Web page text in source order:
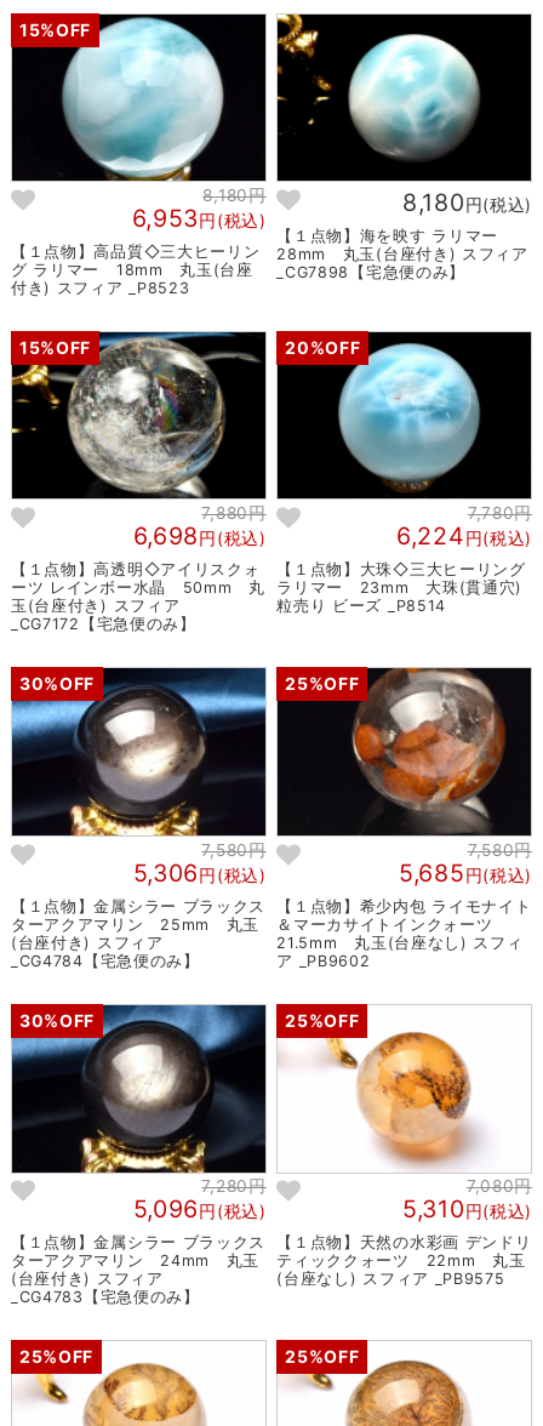
15%OFF
8,180円
6,953円(税込)
【１点物】高品質◇三大ヒーリン
グ ラリマー 18mm 丸玉(台座
付き) スフィア _P8523
8,180円(税込)
【１点物】海を映す ラリマー
28mm 丸玉(台座付き) スフィア
_CG7898【宅急便のみ】
15%OFF
7,880円
6,698円(税込)
【１点物】高透明◇アイリスクォ
ーツ レインボー水晶 50mm 丸
玉(台座付き) スフィア
_CG7172【宅急便のみ】
20%OFF
7,780円
6,224円(税込)
【１点物】大珠◇三大ヒーリング
ラリマー 23mm 大珠(貫通穴)
粒売り ビーズ _P8514
30%OFF
7,580円
5,306円(税込)
【１点物】金属シラー ブラックス
ターアクアマリン 25mm 丸玉
(台座付き) スフィア
_CG4784【宅急便のみ】
25%OFF
7,580円
5,685円(税込)
【１点物】希少内包 ライモナイト
＆マーカサイトインクォーツ
21.5mm 丸玉(台座なし) スフィ
ア _PB9602
30%OFF
7,280円
5,096円(税込)
【１点物】金属シラー ブラックス
ターアクアマリン 24mm 丸玉
(台座付き) スフィア
_CG4783【宅急便のみ】
25%OFF
7,080円
5,310円(税込)
【１点物】天然の水彩画 デンドリ
ティッククォーツ 22mm 丸玉
(台座なし) スフィア _PB9575
25%OFF 25%OFF